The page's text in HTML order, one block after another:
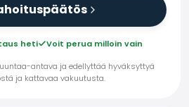
heti
Voit perua milloin vain
antava ja edellyttää hyväksyttyä
ja kattavaa vakuutusta.